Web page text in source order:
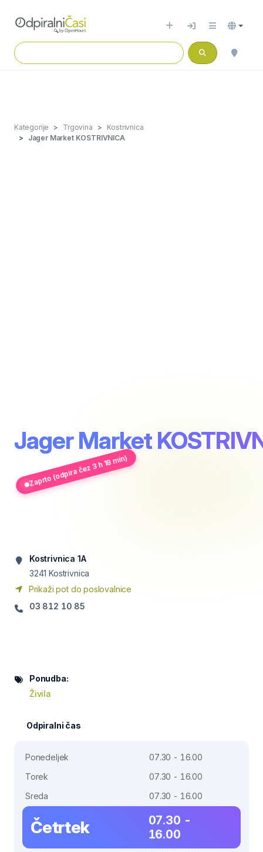
Kategorije Trgovina
Kostrivnica
Jager Market KOSTRIVNICA
Jager Market
Zaprto (odpira čez 3 h 18 min)
Kostrivnica 1A
3241 Kostrivnica
Prikaži pot do poslovalnice
03 812 10 85
Ponudba:
Živila
Odpiralni čas
Ponedeljek
07.30 - 16.00
Torek
07.30 - 16.00
Sreda
07.30 - 16.00
Četrtek
07.30 -
16.00